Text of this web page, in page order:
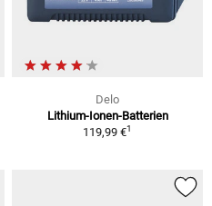
Delo
Lithium-Ionen-Batterien
119,99 €1